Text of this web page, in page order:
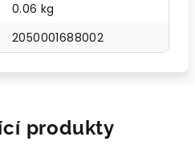
0.06 kg
2050001688002
produkty